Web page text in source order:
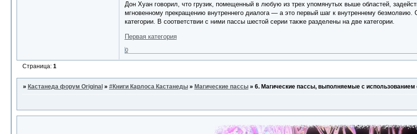
Дон Хуан говорил, что грузик, помещенный в любую из трех упомянутых выше областей,
мгновенному прекращению внутреннего диалога — а это первый шаг к внутреннему
категории. В соответствии с ними пассы шестой серии также разделены на две категории.
Первая категория
0
Страница: 1
» Кастанеда форум Original » #Книги Карлоса Кастанеды » Магические пассы » 6. Магические пассы, выполняемые с использованием